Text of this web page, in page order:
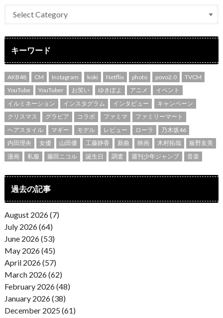
キーワード
AKB48 CM Instagram koki Netflix photo povo2.0
TVCM
YouTube
YouTuber お笑い ゆきぽよ アニメ
イベント
イルミネーション
インスタグラム インタビュー
キャンペーン
クリスマス
グラビア コラボ ファミマ
ファミリーマート
ヘアスタイル
マギー モデル レビュー ローラ
乃木坂46
内田理央
女優 山田優 工藤静香 新曲 映画 木村拓哉
板野友美
漫画
私服 藤田ニコル 誕生日 調査 週刊少年ジャンプ 音楽
過去の記事
August 2026 (7)
July 2026 (64)
June 2026 (53)
May 2026 (45)
April 2026 (57)
March 2026 (62)
February 2026 (48)
January 2026 (38)
December 2025 (61)